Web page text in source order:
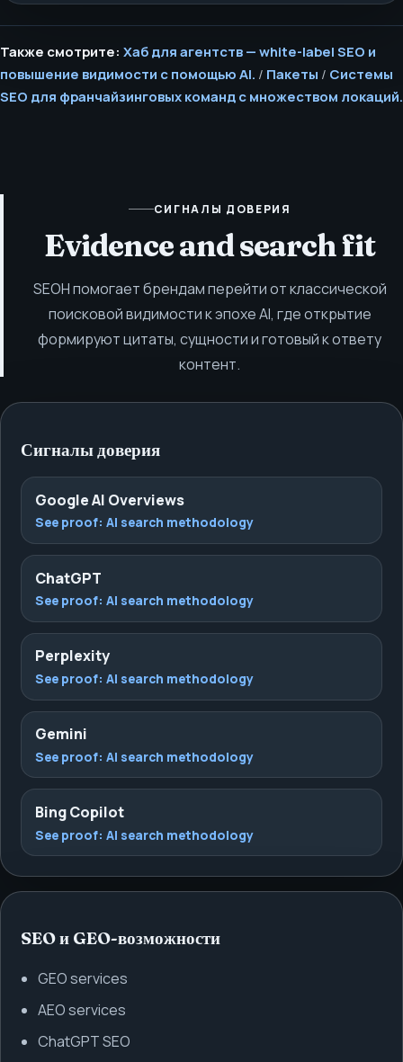
Также смотрите: Хаб для агентств — white-label SEO и
повышение видимости с помощью AI. / Пакеты / Системы
SEO для франчайзинговых команд с множеством локаций.
СИГНАЛЫ ДОВЕРИЯ
Evidence and search fit
SEOH помогает брендам перейти от классической
поисковой видимости к эпохе AI, где открытие
формируют цитаты, сущности и готовый к ответу
контент.
Сигналы доверия
Google AI Overviews
See proof: AI search methodology
ChatGPT
See proof: AI search methodology
Perplexity
See proof: AI search methodology
Gemini
See proof: AI search methodology
Bing Copilot
See proof: AI search methodology
SEO и GEO-возможности
GEO services
AEO services
ChatGPT SEO